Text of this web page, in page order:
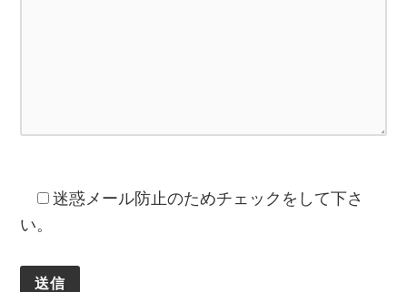
迷惑メール防止のためチェックをして下さ
い。